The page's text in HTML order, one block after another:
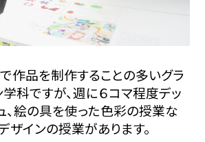
作品を制作することの多いグラ
学科ですが、週に６コマ程度デッ
、絵の具を使った色彩の授業な
ザインの授業があります。